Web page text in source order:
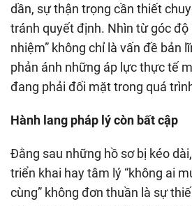
dần, sự thận trọng cần thiết
tránh quyết định. Nhìn từ góc độ
nhiệm” không chỉ là vấn đề bản
phản ánh những áp lực thực tế
đang phải đối mặt trong quá
Hành lang pháp lý còn bất cập
Đằng sau những hồ sơ bị kéo
triển khai hay tâm lý “không ai
cùng” không đơn thuần là sự